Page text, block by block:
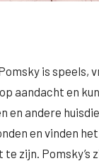
is speels,
aandacht en
en andere
en vinden
te zijn. Pomsky’s